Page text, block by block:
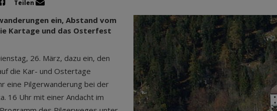
Teilen
ein, Abstand vom
Kartage und das Osterfest
26. März, dazu ein, den
die Kar- und Ostertage
eine Pilgerwanderung bei der
16 Uhr mit einer Andacht im